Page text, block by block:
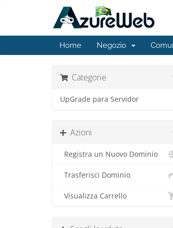
Home Negozio
Categorie
UpGrade para Servidor
Azioni
Registra un Nuovo Dominio
Trasferisci Dominio
Visualizza Carrello